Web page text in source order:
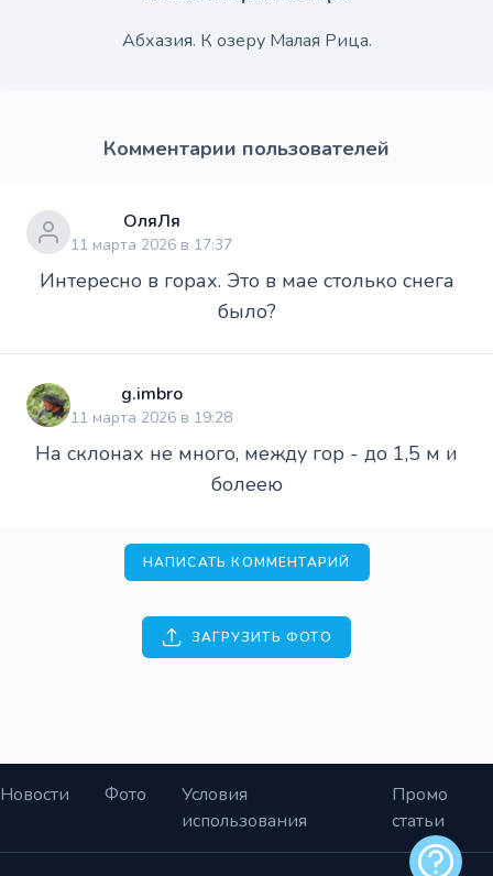
Абхазия. К озеру Малая Рица.
Комментарии пользователей
ОляЛя
11 марта 2026 в 17:37
Интересно в горах. Это в мае столько снега
было?
g.imbro
11 марта 2026 в 19:28
На склонах не много, между гор - до 1,5 м и
болеею
НАПИСАТЬ КОММЕНТАРИЙ
ЗАГРУЗИТЬ ФОТО
Новости Фото
Условия
использования
Промо
статьи